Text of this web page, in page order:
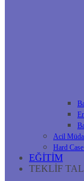
Acil
Hard Case
EĞİTİM
TEKLİF